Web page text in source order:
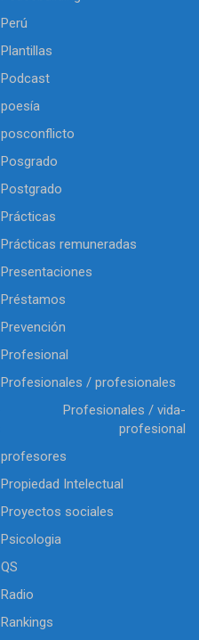
Perú
Plantillas
Podcast
poesía
posconflicto
Posgrado
Postgrado
Prácticas
Prácticas remuneradas
Presentaciones
Préstamos
Prevención
Profesional
Profesionales / profesionales
Profesionales / vida-
profesional
profesores
Propiedad Intelectual
Proyectos sociales
Psicologia
QS
Radio
Rankings